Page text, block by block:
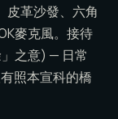
皮革沙發、六角
麥克風。接待
之意) — 日常
照本宣科的橋